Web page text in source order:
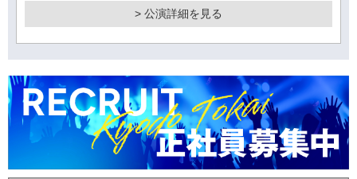
> 公演詳細を見る